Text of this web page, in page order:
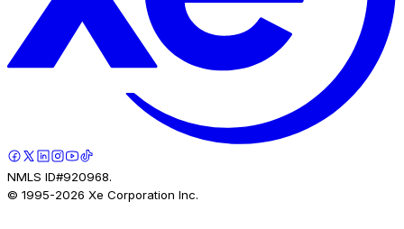
NMLS ID#920968.
© 1995-2026 Xe Corporation Inc.